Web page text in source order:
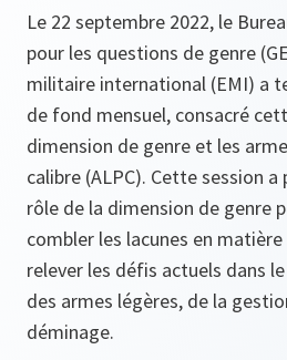
Le 22 septembre 2022, le
pour les questions de genre
militaire international (EMI) a
de fond mensuel, consacré
dimension de genre et les
calibre (ALPC). Cette session a
rôle de la dimension de genre
combler les lacunes en
relever les défis actuels dans
des armes légères, de la
déminage.